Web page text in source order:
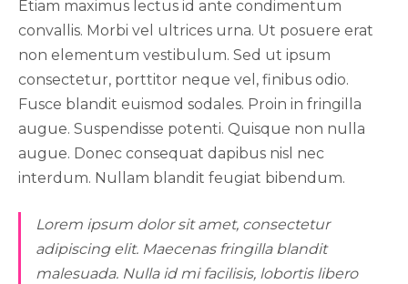
Etiam maximus lectus id ante condimentum
convallis. Morbi vel ultrices urna. Ut posuere erat
non elementum vestibulum. Sed ut ipsum
consectetur, porttitor neque vel, finibus odio.
Fusce blandit euismod sodales. Proin in fringilla
augue. Suspendisse potenti. Quisque non nulla
augue. Donec consequat dapibus nisl nec
interdum. Nullam blandit feugiat bibendum.
Lorem ipsum dolor sit amet, consectetur
adipiscing elit. Maecenas fringilla blandit
malesuada. Nulla id mi facilisis, lobortis libero